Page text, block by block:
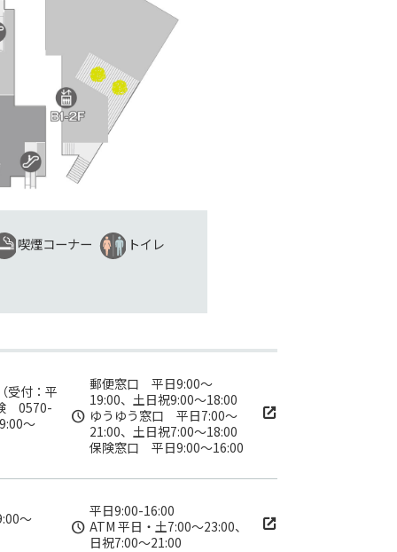
喫煙コーナー トイレ
付：平
0570-
～
郵便窓口　平日9:00～
19:00、土日祝9:00～18:00
ゆうゆう窓口　平日7:00～
21:00、土日祝7:00～18:00
保険窓口　平日9:00～16:00
～
平日9:00-16:00
ATM 平日・土7:00～23:00、
日祝7:00～21:00